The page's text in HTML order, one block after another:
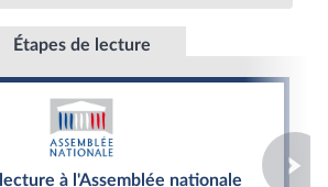
Étapes de lecture
à l'Assemblée nationale
lecture à l'Assemblée nationale